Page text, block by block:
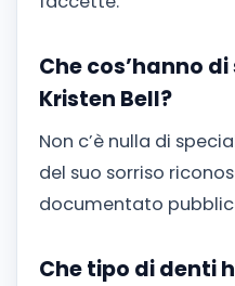
Che cos’hanno
Kristen Bell?
Non c’è nulla di
del suo sorriso
documentato
Che tipo di denti